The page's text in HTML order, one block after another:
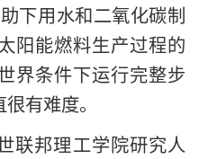
下用水和二氧化碳制
阳能燃料生产过程的
界条件下运行完整步
有难度。
联邦理工学院研究人